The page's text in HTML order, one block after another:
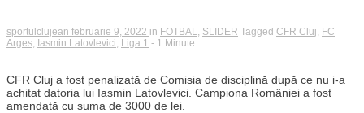
sportulclujean februarie 9, 2022 in FOTBAL SLIDER Tagged CFR Cluj FC
Arges Iasmin Latovlevici Liga 1 - 1 Minute
CFR Cluj a fost penalizată de Comisia de disciplină după ce nu i-a
achitat datoria lui Iasmin Latovlevici. Campiona României a fost
amendată cu suma de 3000 de lei.